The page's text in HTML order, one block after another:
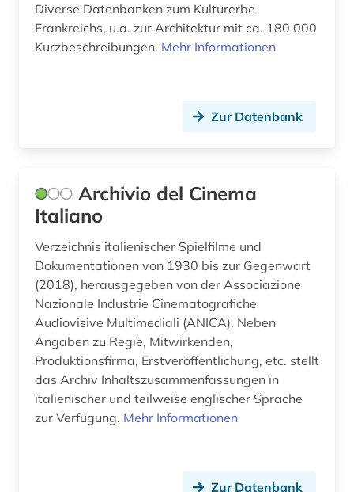
geschichte <1801-1900> (1)
geschichte anfänge – 1226 (1)
geschichte der philologie (1)
geschichte der romanistik (1)
giacomo (1)
grammatik (10)
griechisch (2)
gustave (1)
góngora y argote (1)
Diverse Datenbanken zum Kulturerbe
Frankreichs, u.a. zur Architektur mit ca. 180 000
Kurzbeschreibungen. Mehr Informationen
Zur Datenbank
Archivio del Cinema
Italiano
Verzeichnis italienischer Spielfilme und
Dokumentationen von 1930 bis zur Gegenwart
(2018), herausgegeben von der Associazione
Nazionale Industrie Cinematografiche
Audiovisive Multimediali (ANICA). Neben
Angaben zu Regie, Mitwirkenden,
Produktionsfirma, Erstveröffentlichung, etc. stellt
das Archiv Inhaltszusammenfassungen in
italienischer und teilweise englischer Sprache
zur Verfügung. Mehr Informationen
Zur Datenbank